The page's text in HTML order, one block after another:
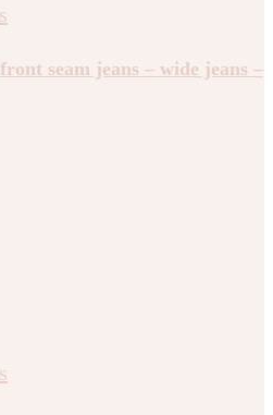
seam jeans – wide jeans –